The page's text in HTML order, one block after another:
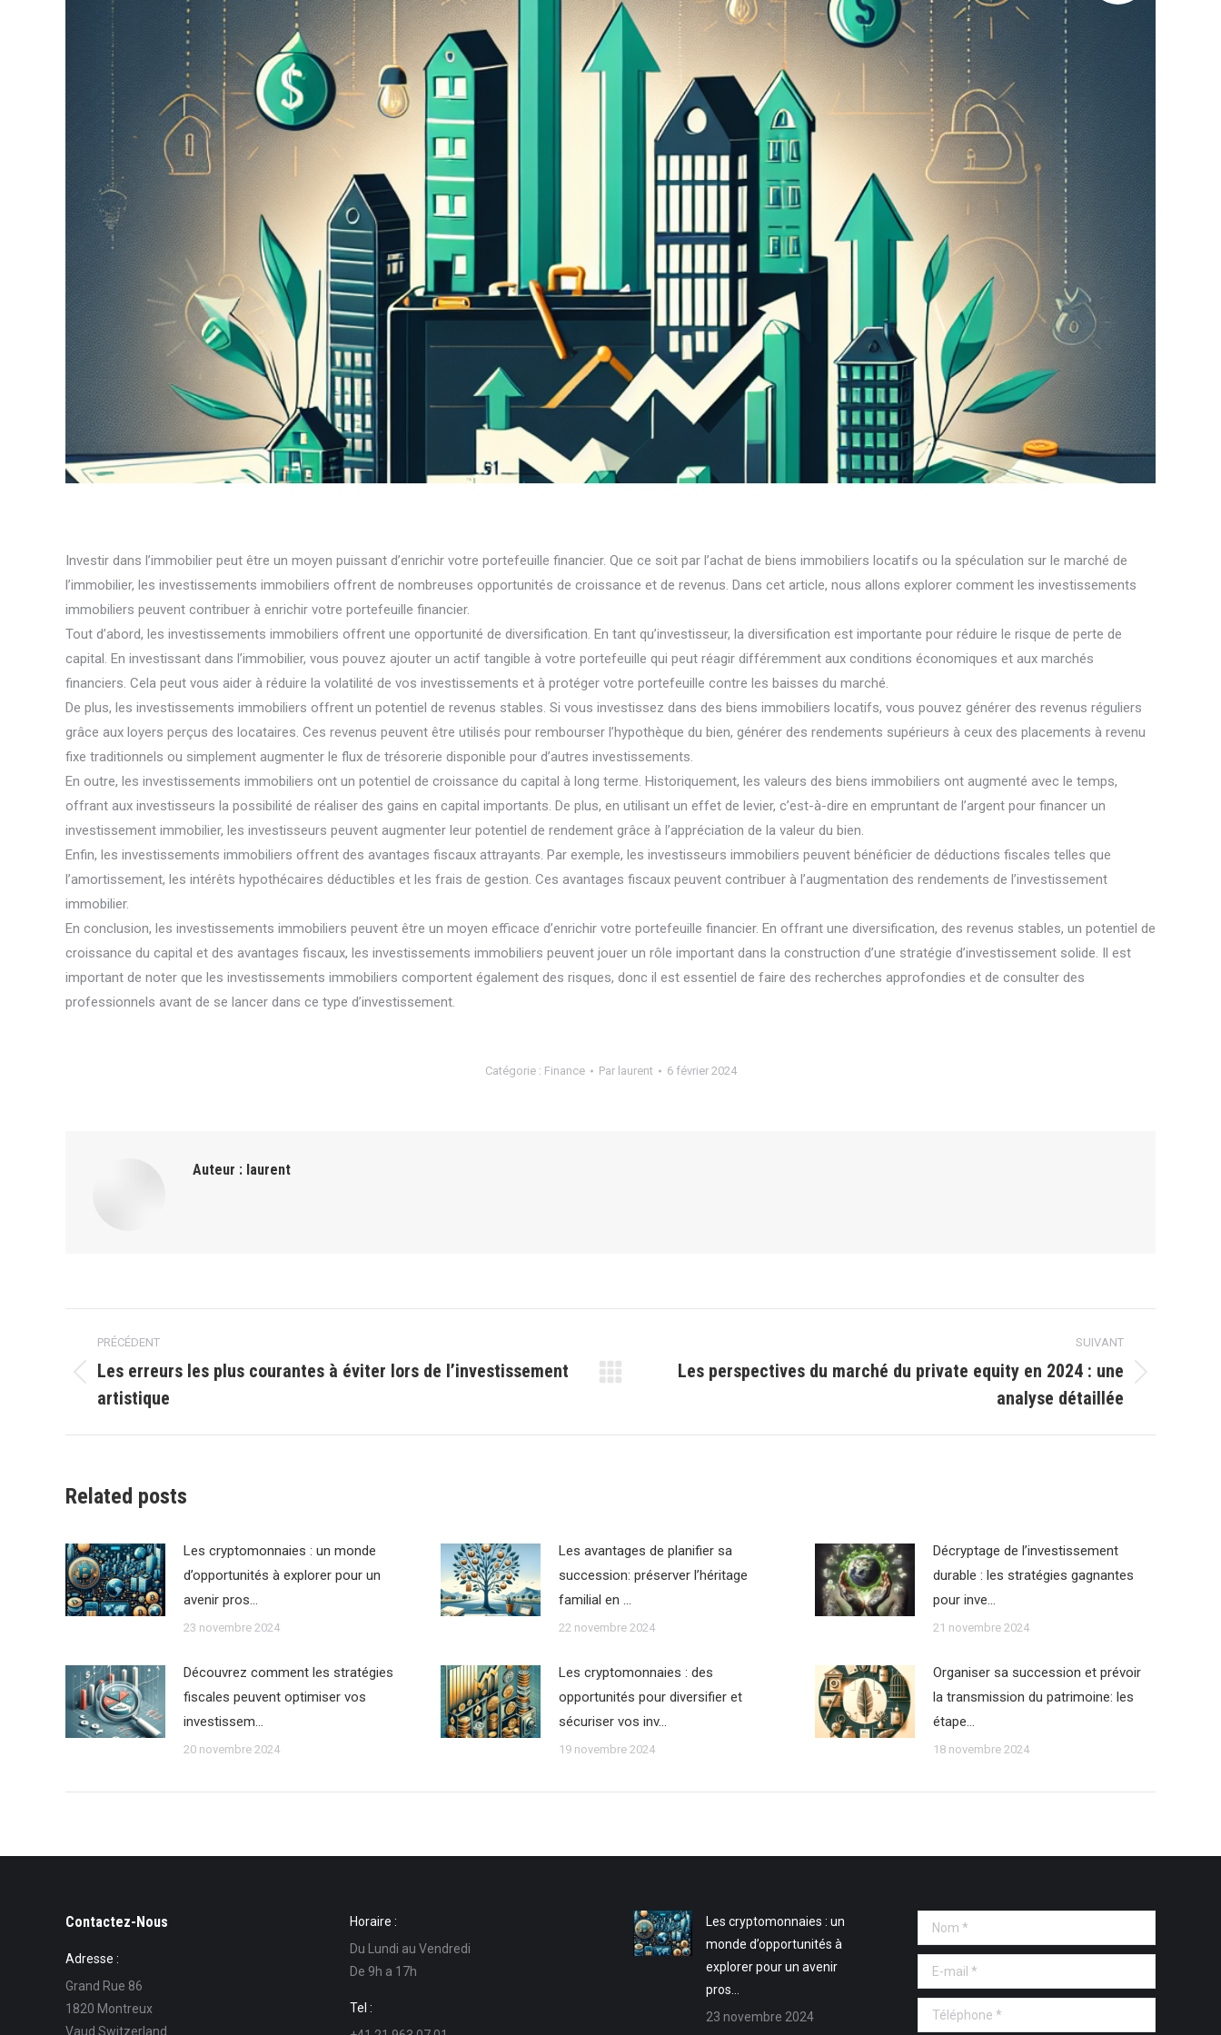
Investir dans l’immobilier peut être un moyen puissant d’enrichir votre portefeuille financier. Que ce soit par l’achat de biens immobiliers locatifs ou la spéculation sur le marché de
l’immobilier, les investissements immobiliers offrent de nombreuses opportunités de croissance et de revenus. Dans cet article, nous allons explorer comment les investissements
immobiliers peuvent contribuer à enrichir votre portefeuille financier.
Tout d’abord, les investissements immobiliers offrent une opportunité de diversification. En tant qu’investisseur, la diversification est importante pour réduire le risque de perte de
capital. En investissant dans l’immobilier, vous pouvez ajouter un actif tangible à votre portefeuille qui peut réagir différemment aux conditions économiques et aux marchés
financiers. Cela peut vous aider à réduire la volatilité de vos investissements et à protéger votre portefeuille contre les baisses du marché.
De plus, les investissements immobiliers offrent un potentiel de revenus stables. Si vous investissez dans des biens immobiliers locatifs, vous pouvez générer des revenus réguliers
grâce aux loyers perçus des locataires. Ces revenus peuvent être utilisés pour rembourser l’hypothèque du bien, générer des rendements supérieurs à ceux des placements à revenu
fixe traditionnels ou simplement augmenter le flux de trésorerie disponible pour d’autres investissements.
En outre, les investissements immobiliers ont un potentiel de croissance du capital à long terme. Historiquement, les valeurs des biens immobiliers ont augmenté avec le temps,
offrant aux investisseurs la possibilité de réaliser des gains en capital importants. De plus, en utilisant un effet de levier, c’est-à-dire en empruntant de l’argent pour financer un
investissement immobilier, les investisseurs peuvent augmenter leur potentiel de rendement grâce à l’appréciation de la valeur du bien.
Enfin, les investissements immobiliers offrent des avantages fiscaux attrayants. Par exemple, les investisseurs immobiliers peuvent bénéficier de déductions fiscales telles que
l’amortissement, les intérêts hypothécaires déductibles et les frais de gestion. Ces avantages fiscaux peuvent contribuer à l’augmentation des rendements de l’investissement
immobilier.
En conclusion, les investissements immobiliers peuvent être un moyen efficace d’enrichir votre portefeuille financier. En offrant une diversification, des revenus stables, un potentiel de
croissance du capital et des avantages fiscaux, les investissements immobiliers peuvent jouer un rôle important dans la construction d’une stratégie d’investissement solide. Il est
important de noter que les investissements immobiliers comportent également des risques, donc il est essentiel de faire des recherches approfondies et de consulter des
professionnels avant de se lancer dans ce type d’investissement.
Catégorie : Finance Par laurent 6 février 2024
Auteur : laurent
Navigation
article
PRÉCÉDENT
précédent
:
Les erreurs les plus courantes à éviter lors de l’investissement
artistique
SUIVANT
:
Les perspectives du marché du private equity en 2024 : une
analyse détaillée
Related posts
Les cryptomonnaies : un monde
d’opportunités à explorer pour un
avenir pros…
23 novembre 2024
Les avantages de planifier sa
succession: préserver l’héritage
familial en …
22 novembre 2024
Décryptage de l’investissement
durable : les stratégies gagnantes
pour inve…
21 novembre 2024
Découvrez comment les stratégies
fiscales peuvent optimiser vos
investissem…
20 novembre 2024
Les cryptomonnaies : des
opportunités pour diversifier et
sécuriser vos inv…
19 novembre 2024
Organiser sa succession et prévoir
la transmission du patrimoine: les
étape…
18 novembre 2024
Contactez-Nous
Adresse :
Grand Rue 86
1820 Montreux
Vaud Switzerland
Horaire :
Du Lundi au Vendredi
De 9h a 17h
Tel :
Les cryptomonnaies : un
monde d’opportunités à
explorer pour un avenir
pros…
23 novembre 2024
Nom *
E-mail *
Téléphone *